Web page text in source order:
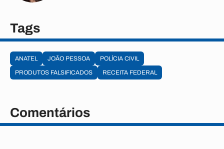
Tags
ANATEL JOÃO PESSOA
POLÍCIA CIVIL
PRODUTOS FALSIFICADOS
RECEITA FEDERAL
Comentários